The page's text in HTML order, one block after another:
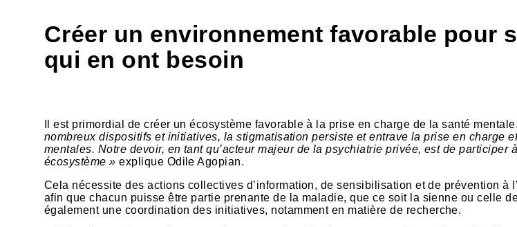
Créer un environnement favorable pour
qui en ont besoin
Il est primordial de créer un écosystème favorable à la prise en charge de la santé mentale.
nombreux dispositifs et initiatives, la stigmatisation persiste et entrave la prise en charge
mentales. Notre devoir, en tant qu’acteur majeur de la psychiatrie privée, est de participer
écosystème »explique Odile Agopian.
Cela nécessite des actions collectives d’information, de sensibilisation et de prévention à
afin que chacun puisse être partie prenante de la maladie, que ce soit la sienne ou celle
également une coordination des initiatives, notamment en matière de recherche.